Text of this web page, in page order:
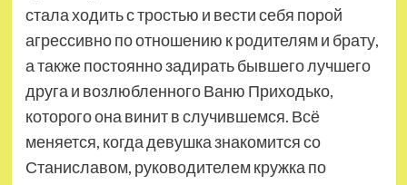
стала ходить с тростью и вести себя порой
агрессивно по отношению к родителям и брату,
а также постоянно задирать бывшего лучшего
друга и возлюбленного Ваню Приходько,
которого она винит в случившемся. Всё
меняется, когда девушка знакомится со
Станиславом, руководителем кружка по